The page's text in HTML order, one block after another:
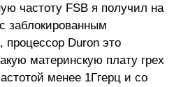
частоту FSB я получил на
заблокированным
Duron это
материнскую плату грех
менее 1Ггерц и со